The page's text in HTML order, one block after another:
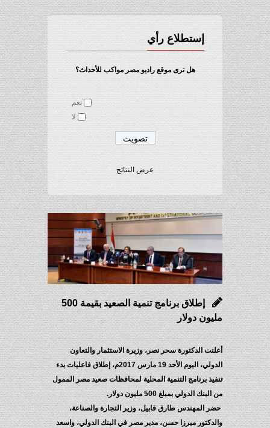
إستطلاع رأي
هل ترى موقع راديو مصر مواكب للأحداث؟
نعم
لا
عرض النتائج
إطلاق برنامج تنمية الصعيد بقيمة 500
مليون دولار
أعلنت الدكتورة سحر نصر، وزيرة الاستثمار والتعاون
الدولي، اليوم الأحد 19 مارس 2017م، إطلاق فاعليات بدء
تنفيذ برنامج التنمية المحلية لمحافظات صعيد مصر الممول
من البنك الدولي بمبلغ 500 مليون دولار.
حضر المهندس طارق قابيل، وزير التجارة والصناعة،
والدكتور ميرزا حسن، مدير مصر في البنك الدولي، واسعد